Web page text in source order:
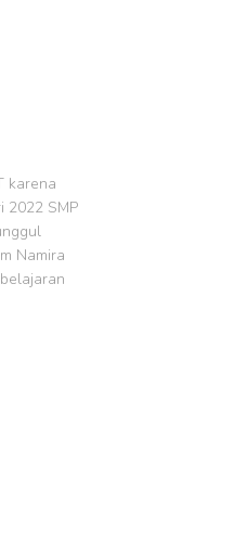
karena
2022 SMP
Namira